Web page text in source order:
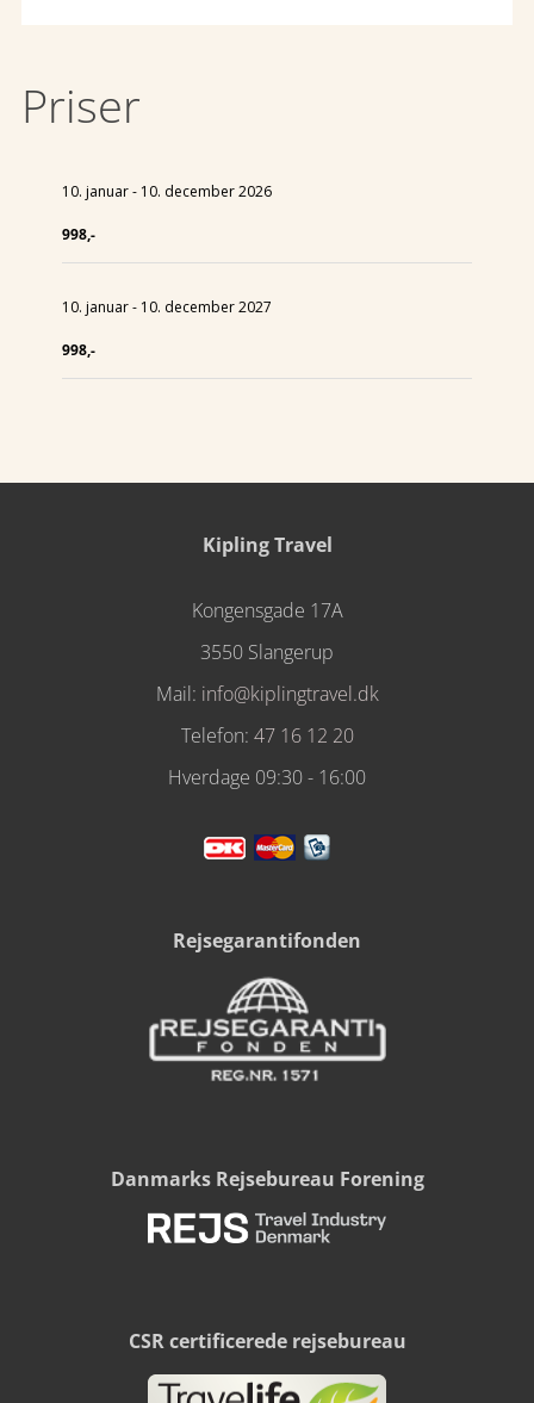
Priser
10. januar - 10. december 2026
998,-
10. januar - 10. december 2027
998,-
Kipling Travel
Kongensgade 17A
3550 Slangerup
Mail: info@kiplingtravel.dk
Telefon: 47 16 12 20
Hverdage 09:30 - 16:00
Rejsegarantifonden
Danmarks Rejsebureau Forening
CSR certificerede rejsebureau